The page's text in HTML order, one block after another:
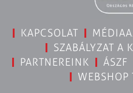
KAPCSOLAT
SZABÁLYZAT A
PARTNEREINK
ÁSZF
WEBSHOP